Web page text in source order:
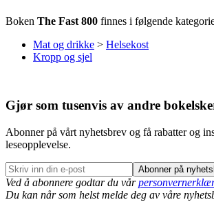
Boken The Fast 800 finnes i følgende
Mat og drikke > Helsekost
Kropp og sjel
Gjør som tusenvis av andre
Abonner på vårt nyhetsbrev og få rabatter og
leseopplevelse.
Abonner på
Ved å abonnere godtar du vår
Du kan når som helst melde deg av våre